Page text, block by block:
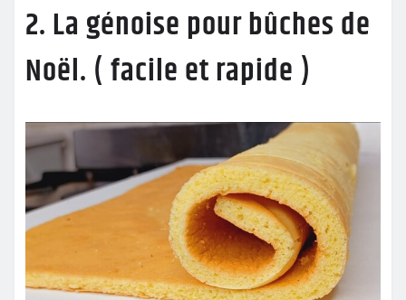
2. La génoise pour bûches de
Noël. ( facile et rapide )